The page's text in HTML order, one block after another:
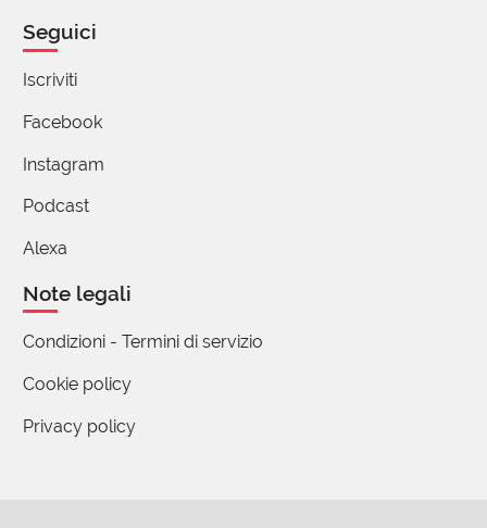
Seguici
Iscriviti
Facebook
Instagram
Podcast
Alexa
Note legali
Condizioni - Termini di servizio
Cookie policy
Privacy policy